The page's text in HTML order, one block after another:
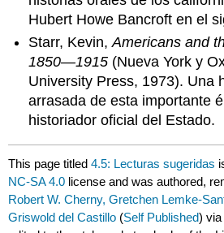
Hubert Howe Bancroft en el
Starr, Kevin,Americans and
1850—1915 (Nueva York y
University Press, 1973). Una
arrasada de esta importante
historiador oficial del Estado.
This page titled4.5: Lecturas sugeridas
NC-SA 4.0 license and was authored,
Robert W. Cherny, Gretchen Lemke-
Griswold del Castillo (Self Published)